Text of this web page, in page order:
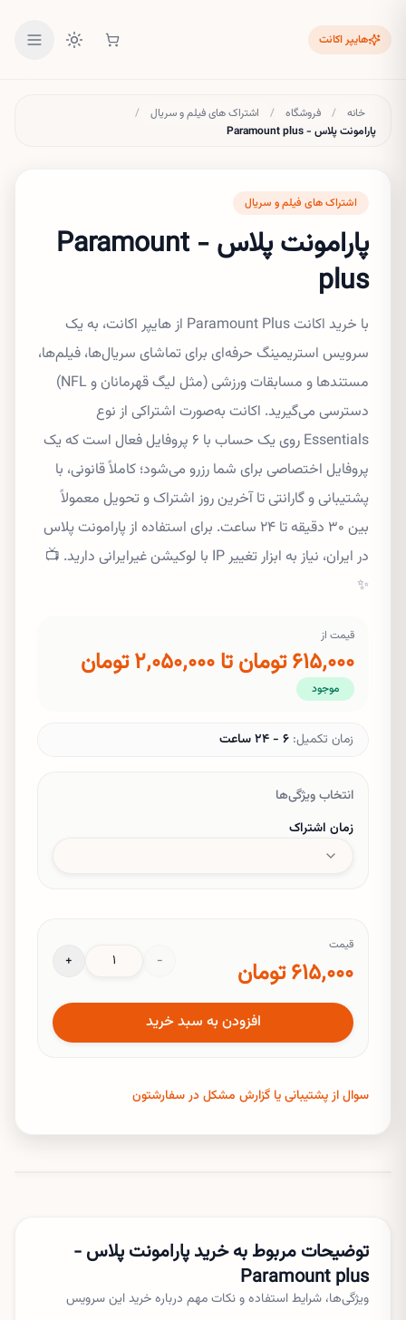
هایپر اکانت
خانه / فروشگاه / اشتراک های فیلم و سریال
/
پارامونت پلاس - Paramount plus
اشتراک های فیلم و سریال
پارامونت پلاس - Paramount
plus
با خرید اکانت Paramount Plus از هایپر اکانت، به یک
سرویس استریمینگ حرفه‌ای برای تماشای سریال‌ها، فیلم‌ها،
مستندها و مسابقات ورزشی (مثل لیگ قهرمانان و NFL)
دسترسی می‌گیرید. اکانت به‌صورت اشتراکی از نوع
Essentials روی یک حساب با ۶ پروفایل فعال است که یک
پروفایل اختصاصی برای شما رزرو می‌شود؛ کاملاً قانونی، با
پشتیبانی و گارانتی تا آخرین روز اشتراک و تحویل معمولاً
بین ۳۰ دقیقه تا ۲۴ ساعت. برای استفاده از پارامونت پلاس
در ایران، نیاز به ابزار تغییر IP با لوکیشن غیرایرانی دارید. 📺
✨
قیمت از
۶۱۵٬۰۰۰ تومان تا ۲٬۰۵۰٬۰۰۰ تومان
موجود
زمان تکمیل: ۶ - ۲۴ ساعت
انتخاب ویژگی‌ها
زمان اشتراک
قیمت
۶۱۵٬۰۰۰ تومان −
+
افزودن به سبد خرید
سوال از پشتیبانی یا گزارش مشکل در سفارشتون
توضیحات مربوط به خریدپارامونت پلاس -
Paramount plus
ویژگی‌ها، شرایط استفاده و نکات مهم درباره خرید این سرویس